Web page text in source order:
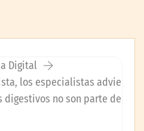
Digital
los especialistas advie
digestivos no son parte de